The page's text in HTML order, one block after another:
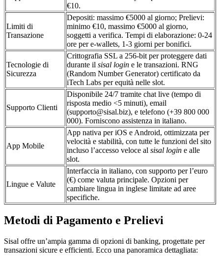
€10.
Limiti di
Transazione
Depositi: massimo €5000 al giorno; Prelievi:
minimo €10, massimo €5000 al giorno,
soggetti a verifica. Tempi di elaborazione: 0-24
ore per e-wallets, 1-3 giorni per bonifici.
Tecnologie di
Sicurezza
Crittografia SSL a 256-bit per proteggere dati
durante il sisal login e le transazioni. RNG
(Random Number Generator) certificato da
iTech Labs per equità nelle slot.
Supporto Clienti
Disponibile 24/7 tramite chat live (tempo di
risposta medio <5 minuti), email
(supporto@sisal.biz), e telefono (+39 800 000
000). Forniscono assistenza in italiano.
App Mobile
App nativa per iOS e Android, ottimizzata per
velocità e stabilità, con tutte le funzioni del sito
incluso l’accesso veloce al sisal login e alle
slot.
Lingue e Valute
Interfaccia in italiano, con supporto per l’euro
(€) come valuta principale. Opzioni per
cambiare lingua in inglese limitate ad aree
specifiche.
Metodi di Pagamento e Prelievi
Sisal offre un’ampia gamma di opzioni di banking, progettate per
transazioni sicure e efficienti. Ecco una panoramica dettagliata: